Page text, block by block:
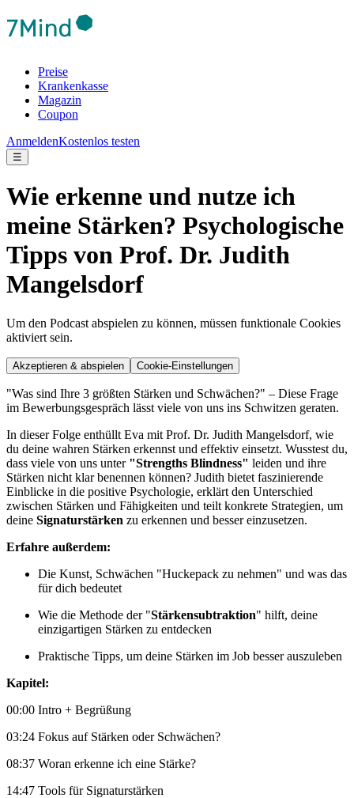
Preise
Krankenkasse
Magazin
Coupon
AnmeldenKostenlos testen
☰
Wie erkenne und nutze ich
meine Stärken? Psychologische
Tipps von Prof. Dr. Judith
Mangelsdorf
Um den Podcast abspielen zu können, müssen funktionale Cookies
aktiviert sein.
Akzeptieren & abspielen Cookie-Einstellungen
"Was sind Ihre 3 größten Stärken und Schwächen?" – Diese Frage
im Bewerbungsgespräch lässt viele von uns ins Schwitzen geraten.
In dieser Folge enthüllt Eva mit Prof. Dr. Judith Mangelsdorf, wie
du deine wahren Stärken erkennst und effektiv einsetzt. Wusstest du,
dass viele von uns unter "Strengths Blindness" leiden und ihre
Stärken nicht klar benennen können? Judith bietet faszinierende
Einblicke in die positive Psychologie, erklärt den Unterschied
zwischen Stärken und Fähigkeiten und teilt konkrete Strategien, um
deine Signaturstärken zu erkennen und besser einzusetzen.
Erfahre außerdem:
Die Kunst, Schwächen "Huckepack zu nehmen" und was das
für dich bedeutet
Wie die Methode der "Stärkensubtraktion" hilft, deine
einzigartigen Stärken zu entdecken
Praktische Tipps, um deine Stärken im Job besser auszuleben
Kapitel:
00:00 Intro + Begrüßung
03:24 Fokus auf Stärken oder Schwächen?
08:37 Woran erkenne ich eine Stärke?
14:47 Tools für Signaturstärken